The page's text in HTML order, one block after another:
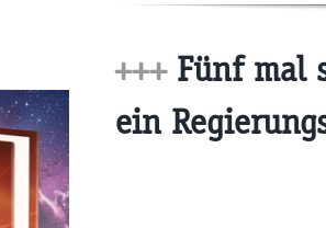
+++Fünf mal
ein